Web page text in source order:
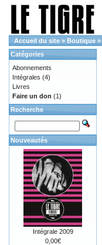
Accueil du site » Boutique »
Catégories
Abonnements
Intégrales (4)
Livres
Faire un don (1)
Recherche
Nouveautés
Intégrale 2009
0,00€